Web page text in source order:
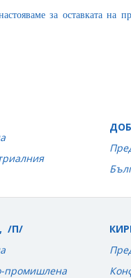
за оставката на
/П/
промишлена